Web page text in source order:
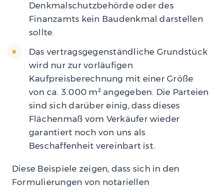
Denkmalschutzbehörde oder des
Finanzamts kein Baudenkmal darstellen
sollte.
Das vertragsgegenständliche Grundstück
wird nur zur vorläufigen
Kaufpreisberechnung mit einer Größe
von ca. 3.000 m² angegeben. Die Parteien
sind sich darüber einig, dass dieses
Flächenmaß vom Verkäufer wieder
garantiert noch von uns als
Beschaffenheit vereinbart ist.
Diese Beispiele zeigen, dass sich in den
Formulierungen von notariellen